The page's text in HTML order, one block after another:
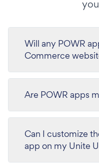
Will any POWR
Commerce
Are POWR apps
Can I customize
app on my Unite